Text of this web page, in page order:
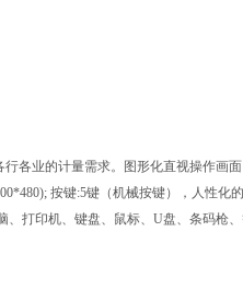
各业的计量需求。图形化直视操作画
按键:5键（机械按键），人性化
打印机、键盘、鼠标、U盘、条码枪